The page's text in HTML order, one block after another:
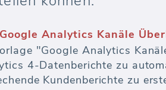
Analytics Kanäle
"Google Analytics
4-Datenberichte zu
Kundenberichte zu